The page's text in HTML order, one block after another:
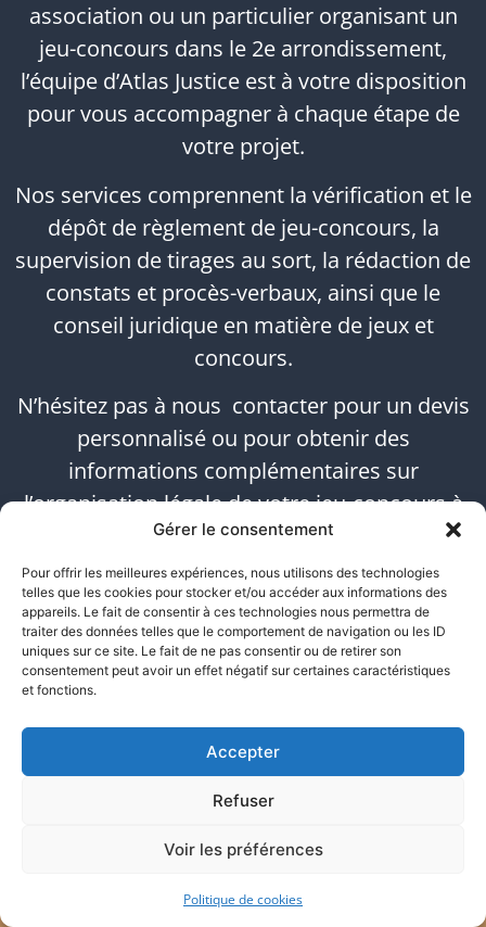
Gérer le consentement
Pour offrir les meilleures expériences, nous utilisons des technologies
telles que les cookies pour stocker et/ou accéder aux informations des
appareils. Le fait de consentir à ces technologies nous permettra de
traiter des données telles que le comportement de navigation ou les ID
uniques sur ce site. Le fait de ne pas consentir ou de retirer son
consentement peut avoir un effet négatif sur certaines caractéristiques
et fonctions.
Accepter
Refuser
Voir les préférences
Politique de cookies
association ou un particulier organisant un
jeu-concours dans le 2e arrondissement,
l’équipe d’Atlas Justice est à votre disposition
pour vous accompagner à chaque étape de
votre projet.
Nos services comprennent la vérification et le
dépôt de règlement de jeu-concours, la
supervision de tirages au sort, la rédaction de
constats et procès-verbaux, ainsi que le
conseil juridique en matière de jeux et
concours.
N’hésitez pas à nous contacter pour un devis
personnalisé ou pour obtenir des
informations complémentaires sur
l’organisation légale de votre jeu-concours à
Paris 2. Avec Atlas Justice, assurez-vous que
votre événement promotionnel se déroule
dans le respect total de la loi, en toute
transparence et sécurité.
URGENCE CONSTAT – 24h/24 - 06 17 14 02 28